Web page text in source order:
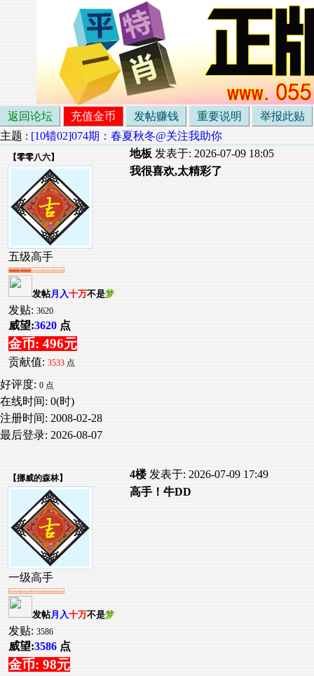
返回论坛 充值金币 发帖赚钱 重要说明
举报此贴
主题 : [10错02]074期：春夏秋冬@关注我助你
【零零八六】
五级高手
发帖月入十万不是梦
发贴: 3620
威望:3620 点
金币: 496元
贡献值: 3533 点
好评度: 0 点
在线时间: 0(时)
注册时间: 2008-02-28
最后登录: 2026-08-07
地板 发表于: 2026-07-09 18:05
我很喜欢,太精彩了
【挪威的森林】
一级高手
发帖月入十万不是梦
发贴: 3586
威望:3586 点
金币: 98元
4楼 发表于: 2026-07-09 17:49
高手！牛DD